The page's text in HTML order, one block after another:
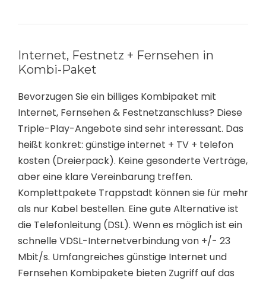
Internet, Festnetz + Fernsehen in
Kombi-Paket
Bevorzugen Sie ein billiges Kombipaket mit
Internet, Fernsehen & Festnetzanschluss? Diese
Triple-Play-Angebote sind sehr interessant. Das
heißt konkret: günstige internet + TV + telefon
kosten (Dreierpack). Keine gesonderte Verträge,
aber eine klare Vereinbarung treffen.
Komplettpakete Trappstadt können sie für mehr
als nur Kabel bestellen. Eine gute Alternative ist
die Telefonleitung (DSL). Wenn es möglich ist ein
schnelle VDSL-Internetverbindung von +/- 23
Mbit/s. Umfangreiches günstige Internet und
Fernsehen Kombipakete bieten Zugriff auf das